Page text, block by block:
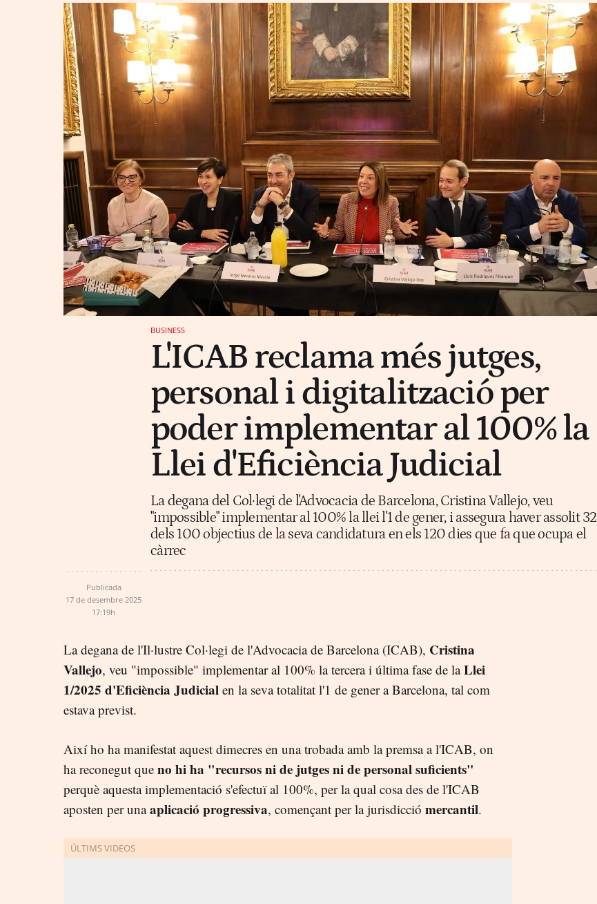
BUSINESS
L'ICAB reclama més jutges,
personal i digitalització per
poder implementar al 100% la
Llei d'Eficiència Judicial
La degana del Col·legi de l'Advocacia de Barcelona, Cristina Vallejo, veu
"impossible" implementar al 100% la llei l'1 de gener, i assegura haver assolit 32
dels 100 objectius de la seva candidatura en els 120 dies que fa que ocupa el
càrrec
Publicada
17 de desembre 2025
17:19h
La degana de l'Il·lustre Col·legi de l'Advocacia de Barcelona (ICAB), Cristina
Vallejo, veu "impossible" implementar al 100% la tercera i última fase de laLlei
1/2025 d'Eficiència Judicial en la seva totalitat l'1 de gener a Barcelona, tal com
estava previst.
Així ho ha manifestat aquest dimecres en una trobada amb la premsa a l'ICAB, on
ha reconegut que no hi ha "recursos ni de jutges ni de personal suficients"
perquè aquesta implementació s'efectuï al 100%, per la qual cosa des de l'ICAB
aposten per unaaplicació progressiva, començant per la jurisdicció mercantil.